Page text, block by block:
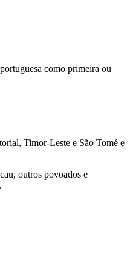
como primeira ou
Timor-Leste e São Tomé e
outros povoados e